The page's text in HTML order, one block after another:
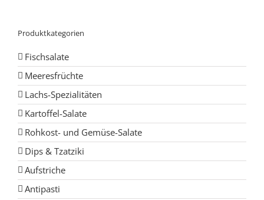
Produktkategorien
Fischsalate
Meeresfrüchte
Lachs-Spezialitäten
Kartoffel-Salate
Rohkost- und Gemüse-Salate
Dips & Tzatziki
Aufstriche
Antipasti